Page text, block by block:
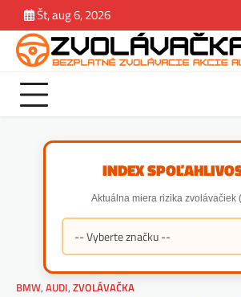
to
content
Št, aug 6, 2026
INDEX
Aktuálna miera rizika zvolávačiek
BMW, AUDI, ZVOLÁVAČKA